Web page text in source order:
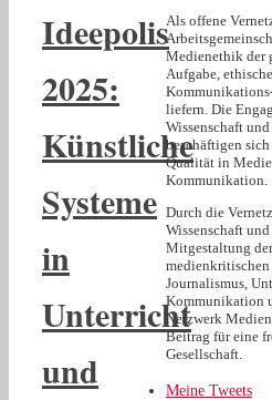
Ideepolis
2025:
Künstliche
Systeme
in
Unterricht
und
Als offene
Medienethik der
Aufgabe,
liefern. Die
Wissenschaft
beschäftigen
Qualität in
Kommunikation.
Durch die
Wissenschaft
Mitgestaltung
Journalismus,
Kommunikation
Netzwerk
Beitrag für eine
Gesellschaft.
Meine Tweets